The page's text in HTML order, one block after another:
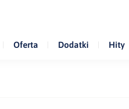
Oferta Dodatki Hity